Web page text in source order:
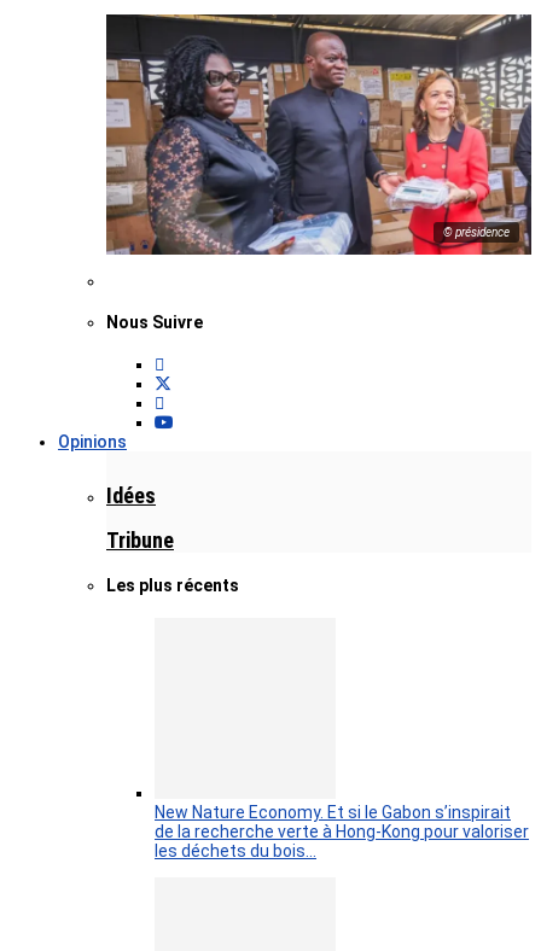
© présidence
Nous Suivre
Opinions
Idées
Tribune
Les plus récents
New Nature Economy. Et si le Gabon s’inspirait
de la recherche verte à Hong-Kong pour valoriser
les déchets du bois…